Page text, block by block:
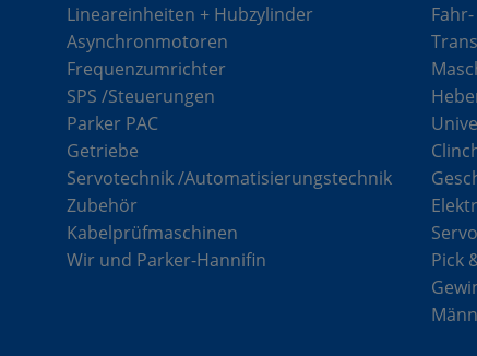
Lineareinheiten + Hubzylinder
Asynchronmotoren
Frequenzumrichter
SPS /Steuerungen
Parker PAC
Getriebe
Servotechnik /Automatisierungstechnik
Zubehör
Kabelprüfmaschinen
Wir und Parker-Hannifin
Pick